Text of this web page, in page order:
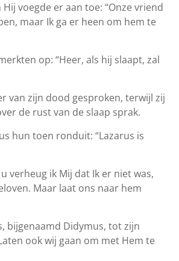
Hij voegde er aan toe: “Onze vriend
maar Ik ga er heen om hem te
op: “Heer, als hij slaapt, zal
van zijn dood gesproken, terwijl zij
de rust van de slaap sprak.
hun toen ronduit: “Lazarus is
verheug ik Mij dat Ik er niet was,
Maar laat ons naar hem
bijgenaamd Didymus, tot zijn
ook wij gaan om met Hem te